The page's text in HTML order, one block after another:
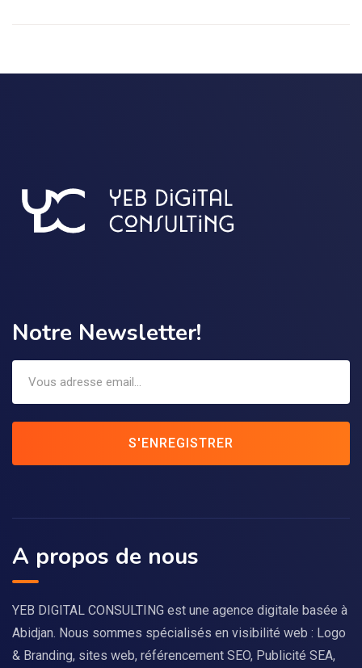
Notre Newsletter!
S'ENREGISTRER
A propos de nous
YEB DIGITAL CONSULTING est une agence digitale basée à
Abidjan. Nous sommes spécialisés en visibilité web : Logo
& Branding, sites web, référencement SEO, Publicité SEA,